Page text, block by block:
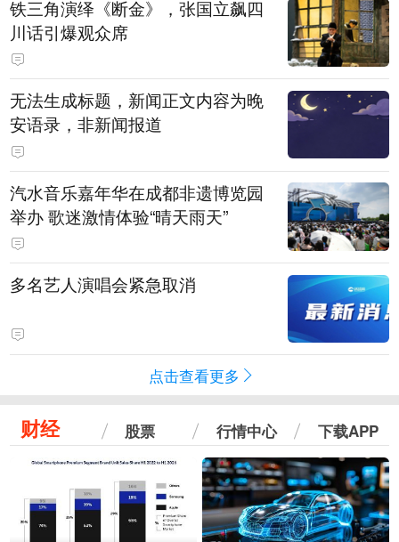
铁三角演绎《断金》，张国立飙四
川话引爆观众席
无法生成标题，新闻正文内容为晚
安语录，非新闻报道
汽水音乐嘉年华在成都非遗博览园
举办 歌迷激情体验“晴天雨天”
多名艺人演唱会紧急取消
点击查看更多
财经 股票 行情中心 下载APP